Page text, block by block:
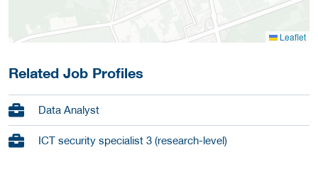
Leaflet
Related Job Profiles
Data Analyst
ICT security specialist 3 (research-level)